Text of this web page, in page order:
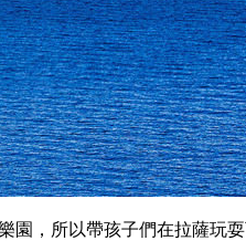
園，所以帶孩子們在拉薩玩